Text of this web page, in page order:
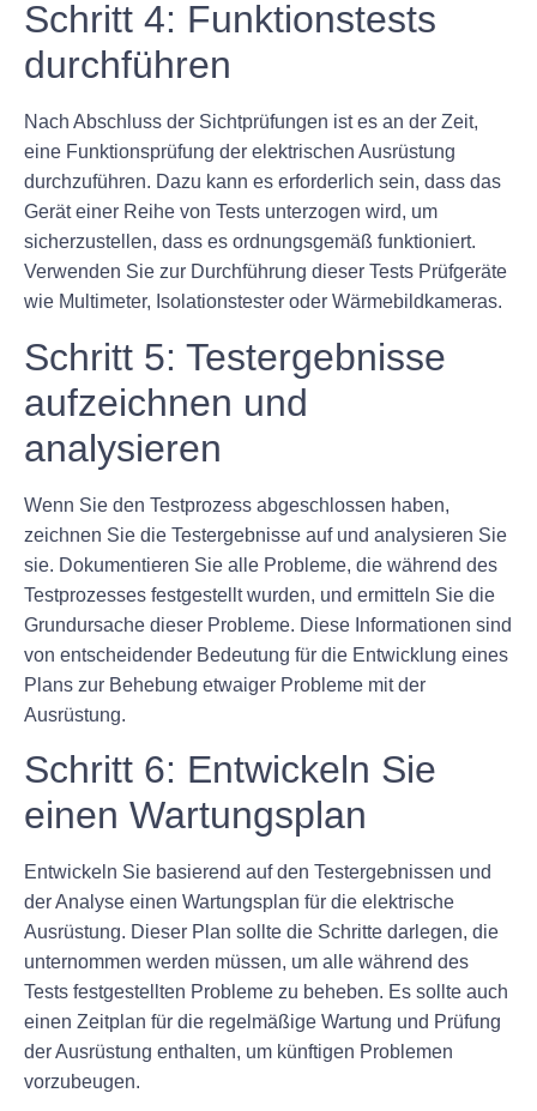
Schritt 4: Funktionstests
durchführen
Nach Abschluss der Sichtprüfungen ist es an der Zeit,
eine Funktionsprüfung der elektrischen Ausrüstung
durchzuführen. Dazu kann es erforderlich sein, dass das
Gerät einer Reihe von Tests unterzogen wird, um
sicherzustellen, dass es ordnungsgemäß funktioniert.
Verwenden Sie zur Durchführung dieser Tests Prüfgeräte
wie Multimeter, Isolationstester oder Wärmebildkameras.
Schritt 5: Testergebnisse
aufzeichnen und
analysieren
Wenn Sie den Testprozess abgeschlossen haben,
zeichnen Sie die Testergebnisse auf und analysieren Sie
sie. Dokumentieren Sie alle Probleme, die während des
Testprozesses festgestellt wurden, und ermitteln Sie die
Grundursache dieser Probleme. Diese Informationen sind
von entscheidender Bedeutung für die Entwicklung eines
Plans zur Behebung etwaiger Probleme mit der
Ausrüstung.
Schritt 6: Entwickeln Sie
einen Wartungsplan
Entwickeln Sie basierend auf den Testergebnissen und
der Analyse einen Wartungsplan für die elektrische
Ausrüstung. Dieser Plan sollte die Schritte darlegen, die
unternommen werden müssen, um alle während des
Tests festgestellten Probleme zu beheben. Es sollte auch
einen Zeitplan für die regelmäßige Wartung und Prüfung
der Ausrüstung enthalten, um künftigen Problemen
vorzubeugen.